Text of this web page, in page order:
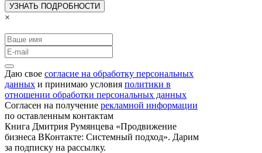
УЗНАТЬ ПОДРОБНОСТИ
×
Даю свое согласие на обработку персональных
данных и принимаю условия политики в
отношении обработки персональных данных
Согласен на получение рекламной информации
по оставленным контактам
Книга Дмитрия Румянцева «Продвижение
бизнеса ВКонтакте: Системный подход». Дарим
за подписку на рассылку.